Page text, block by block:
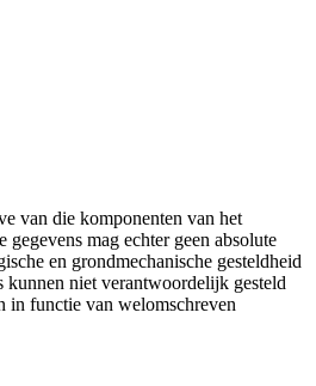
van die komponenten van het
mag echter geen absolute
en grondmechanische gesteldheid
kunnen niet verantwoordelijk gesteld
in functie van welomschreven